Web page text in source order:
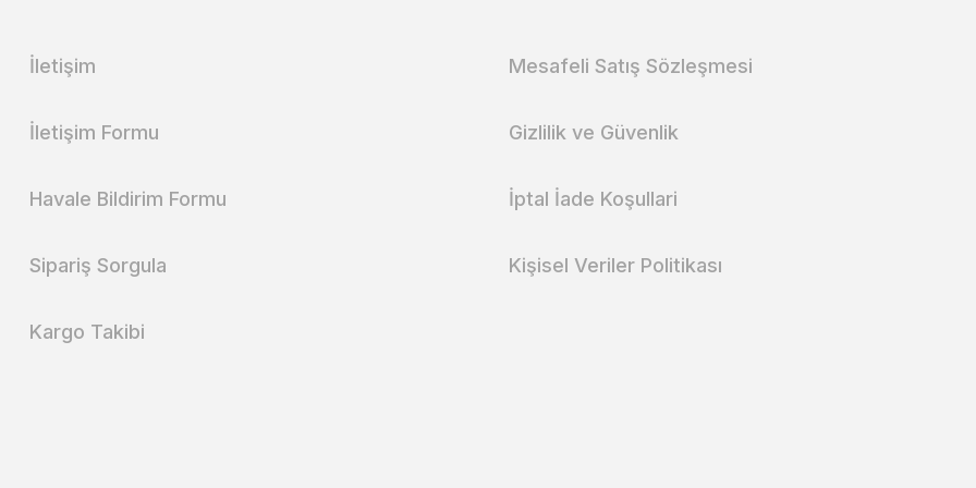
İletişim
İletişim Formu
Havale Bildirim Formu
Sipariş Sorgula
Kargo Takibi
Mesafeli Satış Sözleşmesi
Gizlilik ve Güvenlik
İptal İade Koşullari
Kişisel Veriler Politikası